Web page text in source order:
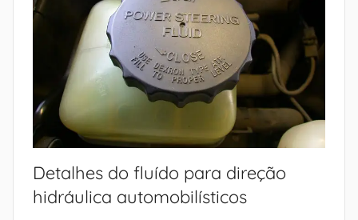
Detalhes do fluído para direção
hidráulica automobilísticos